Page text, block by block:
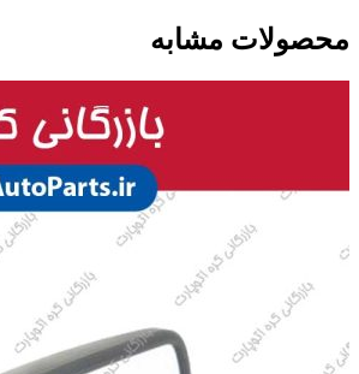
محصولات مشابه